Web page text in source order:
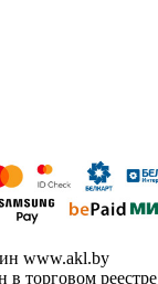
www.akl.by
в торговом реестре